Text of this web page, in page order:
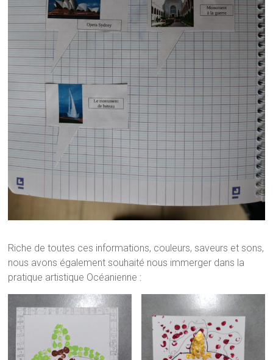
Riche de toutes ces informations, couleurs, saveurs et sons,
nous avons également souhaité nous immerger dans la
pratique artistique Océanienne :